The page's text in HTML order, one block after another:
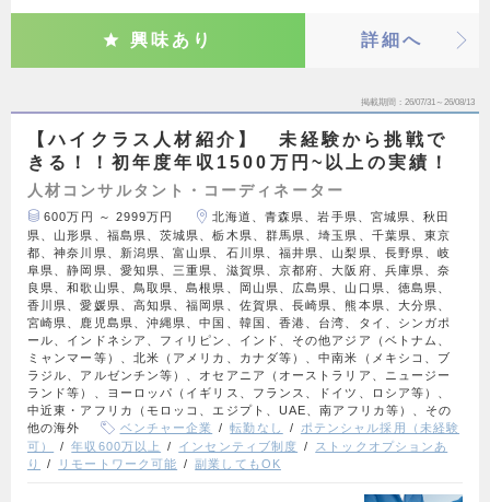
興味あり 詳細へ
掲載期間 26/07/31～26/08/13
【ハイクラス人材紹介】 未経験から挑戦で
きる！！初年度年収1500万円~以上の実績！
人材コンサルタント・コーディネーター
600万円 ～ 2999万円
北海道、青森県、岩手県、宮城県、秋田
県、山形県、福島県、茨城県、栃木県、群馬県、埼玉県、千葉県、東京
都、神奈川県、新潟県、富山県、石川県、福井県、山梨県、長野県、岐
阜県、静岡県、愛知県、三重県、滋賀県、京都府、大阪府、兵庫県、奈
良県、和歌山県、鳥取県、島根県、岡山県、広島県、山口県、徳島県、
香川県、愛媛県、高知県、福岡県、佐賀県、長崎県、熊本県、大分県、
宮崎県、鹿児島県、沖縄県、中国、韓国、香港、台湾、タイ、シンガポ
ール、インドネシア、フィリピン、インド、その他アジア（ベトナム、
ミャンマー等）、北米（アメリカ、カナダ等）、中南米（メキシコ、ブ
ラジル、アルゼンチン等）、オセアニア（オーストラリア、ニュージー
ランド等）、ヨーロッパ（イギリス、フランス、ドイツ、ロシア等）、
中近東・アフリカ（モロッコ、エジプト、UAE、南アフリカ等）、その
他の海外
ベンチャー企業 転勤なし
ポテンシャル採用（未経験
可）
年収600万以上 インセンティブ制度
ストックオプションあ
り
リモートワーク可能 副業してもOK